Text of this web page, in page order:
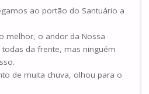
ao portão do Santuário a
melhor, o andor da Nossa
da frente, mas ninguém
de muita chuva, olhou para o